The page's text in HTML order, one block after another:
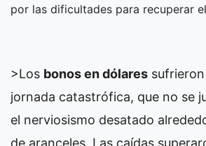
por las dificultades para recuperar
>Los bonos en dólares
jornada catastrófica, que no se
el nerviosismo desatado
de aranceles. Las caídas